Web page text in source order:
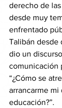
derecho de
desde muy
enfrentado
Talibán desde
dio un
comunicación
“¿Cómo se
arrancarme mi
educación?”.